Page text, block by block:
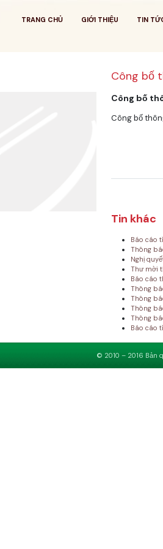
TRANG CHỦ GIỚI THIỆU TIN
Công bố
Công bố
Công bố
Tin khác
Báo cáo
Thông
Nghị
Thư mời
Báo cáo
Thông
Thông
Thông
Thông
Báo cáo
© 2010 – 2016 Bản